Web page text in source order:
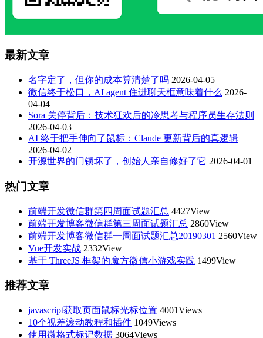
最新文章
名字定了，但你的成本算清楚了吗 2026-04-05
微信终于松口，AI agent 住进聊天框意味着什么 2026-
04-04
Sora 关停背后：技术狂欢后的冷思考与程序员生存法则
2026-04-03
AI 终于把手伸向了鼠标：Claude 更新背后的真逻辑
2026-04-02
开源世界的门锁坏了，创始人亲自修好了它 2026-04-01
热门文章
前端开发微信群第四周面试题汇总 4427View
前端开发博客微信群第三周面试题汇总 2860View
前端开发博客微信群一周面试题汇总20190301 2560View
Vue开发实战 2332View
基于 ThreeJS 框架的魔方微信小游戏实践 1499View
推荐文章
javascript获取页面鼠标光标位置 4001Views
10个视差滚动教程和插件 1049Views
使用微格式标记数据 3064Views